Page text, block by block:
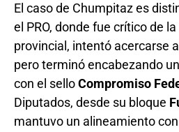
El caso de Chumpitaz es
el PRO, donde fue crítico de
provincial, intentó acercarse
pero terminó encabezando
con el selloCompromiso
Diputados, desde su bloque
mantuvo un alineamiento